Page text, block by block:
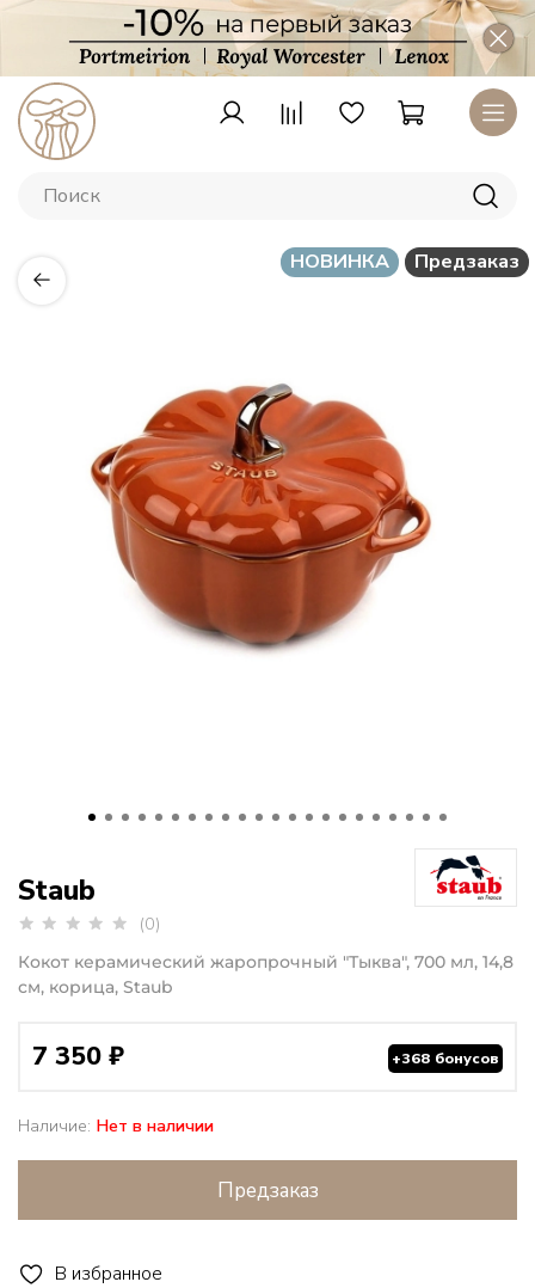
НОВИНКА Предзаказ
(0)
Наличие: Нет в наличии
Staub
Кокот керамический жаропрочный "Тыква", 700 мл, 14,8
см, корица, Staub
7 350 ₽ +368 бонусов
Предзаказ
В избранное